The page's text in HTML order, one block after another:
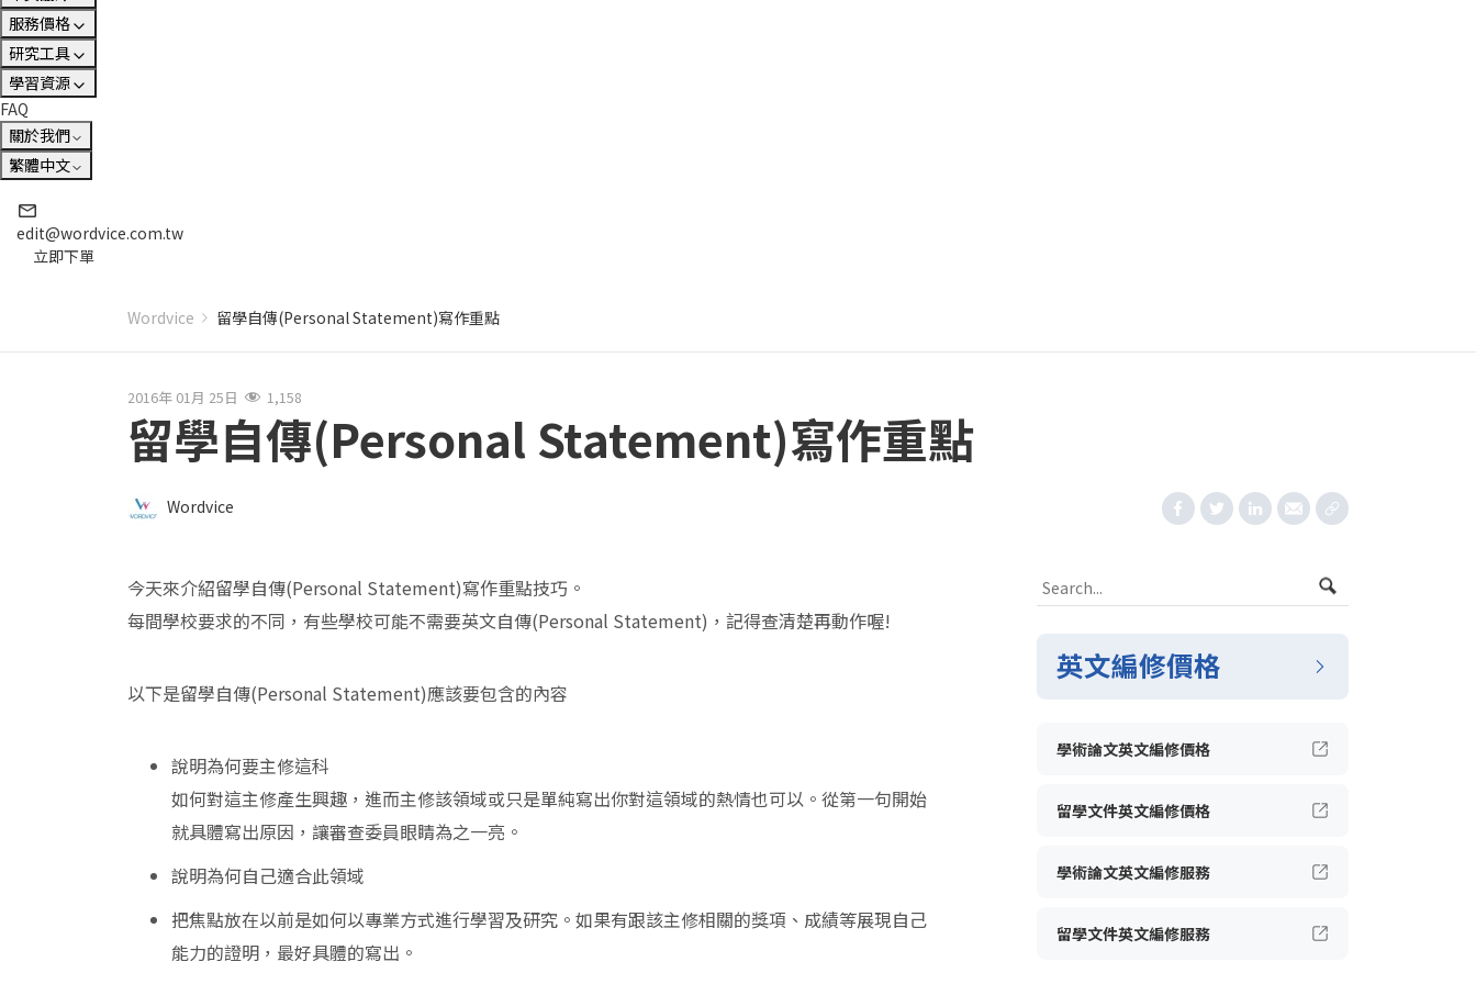
服務價格
研究工具
學習資源
FAQ
關於我們
繁體中文
edit@wordvice.com.tw
立即下單
Wordvice 留學自傳(Personal Statement)寫作重點
2016年 01月 25日 1,158
留學自傳(Personal Statement)寫作重點
Wordvice
今天來介紹留學自傳(Personal Statement)寫作重點技巧。
每間學校要求的不同，有些學校可能不需要英文自傳(Personal Statement)，記得查清楚再動作喔!
以下是留學自傳(Personal Statement)應該要包含的內容
說明為何要主修這科
如何對這主修產生興趣，進而主修該領域或只是單純寫出你對這領域的熱情也可以。從第一句開始
就具體寫出原因，讓審查委員眼睛為之一亮。
說明為何自己適合此領域
把焦點放在以前是如何以專業方式進行學習及研究。如果有跟該主修相關的獎項、成績等展現自己
能力的證明，最好具體的寫出。
英文編修價格
學術論文英文編修價格
留學文件英文編修價格
學術論文英文編修服務
留學文件英文編修服務